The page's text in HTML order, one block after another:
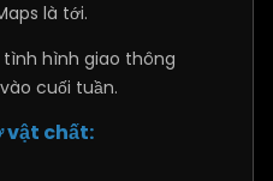
là tới.
tình hình giao thông
cuối tuần.
vật chất: